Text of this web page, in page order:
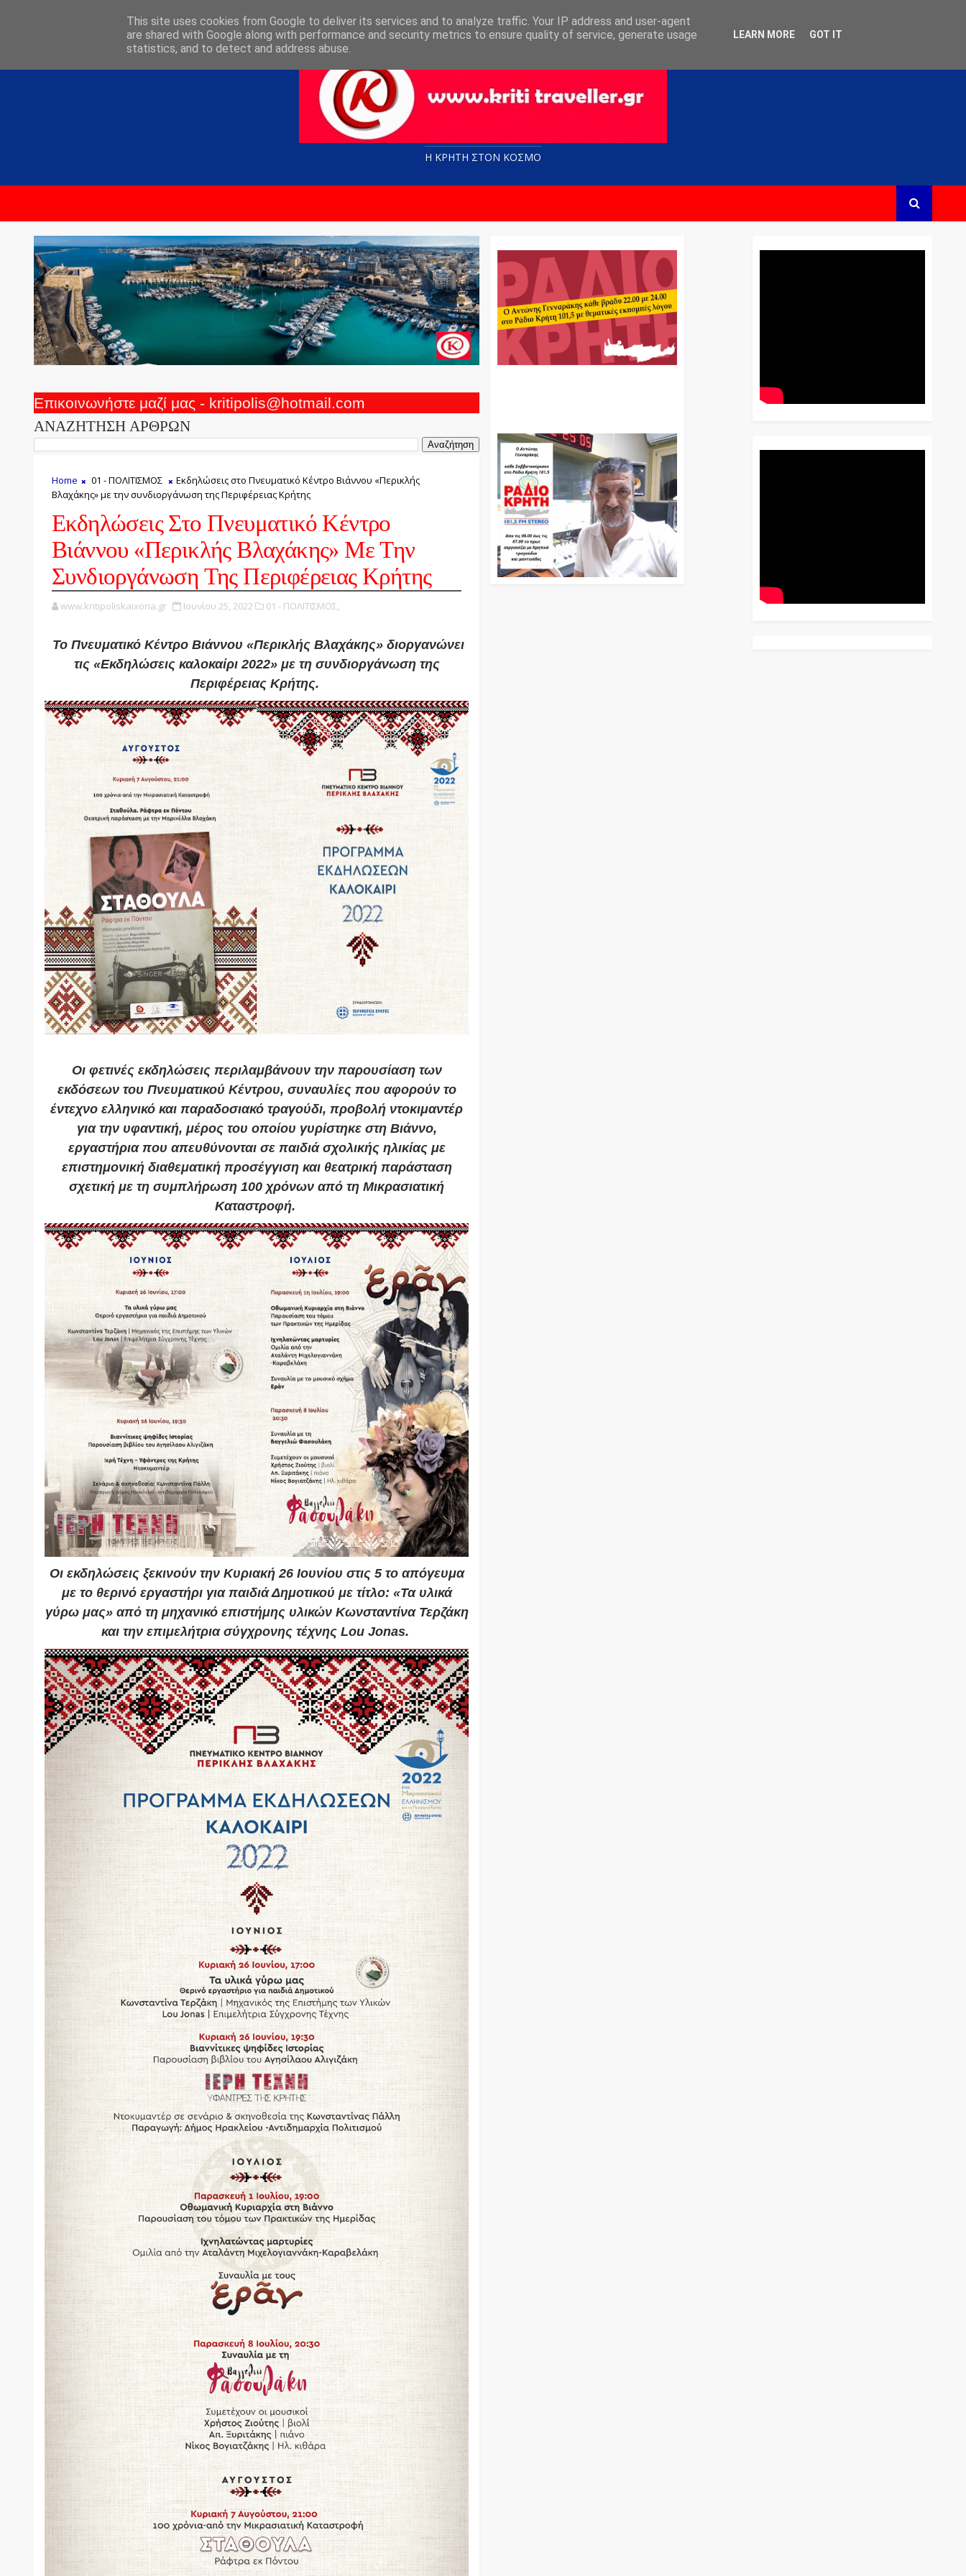
Η ΚΡΗΤΗ ΣΤΟN KOΣΜΟ
Επικοινωνήστε μαζί μας - kritipolis@hotmail.com
ΑΝΑΖΗΤΗΣΗ ΑΡΘΡΩΝ
Home 01 - ΠΟΛΙΤΙΣΜΟΣ
Εκδηλώσεις στο Πνευματικό Κέντρο Βιάννου «Περικλής
Βλαχάκης» με την συνδιοργάνωση της Περιφέρειας Κρήτης
Εκδηλώσεις Στο Πνευματικό Κέντρο
Βιάννου «Περικλής Βλαχάκης» Με Την
Συνδιοργάνωση Της Περιφέρειας Κρήτης
www.kritipoliskaixoria.gr Ιουνίου 25, 2022 01 - ΠΟΛΙΤΙΣΜΟΣ,
Το Πνευματικό Κέντρο Βιάννου «Περικλής Βλαχάκης» διοργανώνει
τις «Εκδηλώσεις καλοκαίρι 2022» με τη συνδιοργάνωση της
Περιφέρειας Κρήτης.
Οι φετινές εκδηλώσεις περιλαμβάνουν την παρουσίαση των
εκδόσεων του Πνευματικού Κέντρου, συναυλίες που αφορούν το
έντεχνο ελληνικό και παραδοσιακό τραγούδι, προβολή ντοκιμαντέρ
για την υφαντική, μέρος του οποίου γυρίστηκε στη Βιάννο,
εργαστήρια που απευθύνονται σε παιδιά σχολικής ηλικίας με
επιστημονική διαθεματική προσέγγιση και θεατρική παράσταση
σχετική με τη συμπλήρωση 100 χρόνων από τη Μικρασιατική
Καταστροφή.
Οι εκδηλώσεις ξεκινούν την Κυριακή 26 Ιουνίου στις 5 το απόγευμα
με το θερινό εργαστήρι για παιδιά Δημοτικού με τίτλο: «Τα υλικά
γύρω μας» από τη μηχανικό επιστήμης υλικών Κωνσταντίνα Τερζάκη
και την επιμελήτρια σύγχρονης τέχνης Lou Jonas.
This site uses cookies from Google to deliver its services and to analyze traffic. Your IP address and user-agent
are shared with Google along with performance and security metrics to ensure quality of service, generate usage
statistics, and to detect and address abuse.
LEARN MORE GOT IT